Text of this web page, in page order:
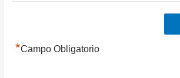
*Campo Obligatorio